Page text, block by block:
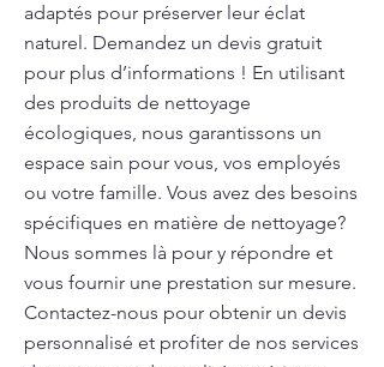
adaptés pour préserver leur éclat
naturel. Demandez un devis gratuit
pour plus d’informations ! En utilisant
des produits de nettoyage
écologiques, nous garantissons un
espace sain pour vous, vos employés
ou votre famille. Vous avez des besoins
spécifiques en matière de nettoyage?
Nous sommes là pour y répondre et
vous fournir une prestation sur mesure.
Contactez-nous pour obtenir un devis
personnalisé et profiter de nos services